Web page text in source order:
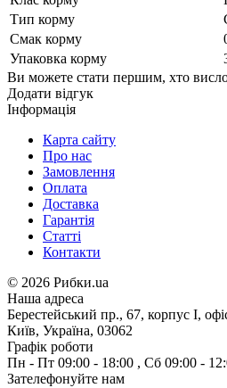
Тип корму
Смак корму
Упаковка корму
Ви можете стати першим, хто
Додати відгук
Інформація
Карта сайту
Про нас
Замовлення
Оплата
Доставка
Гарантія
Статті
Контакти
© 2026 Рибки.ua
Наша адреса
Берестейський пр., 67, корпус І,
Київ, Україна, 03062
Графік роботи
Пн - Пт 09:00 - 18:00 , Сб 09:00 -
Зателефонуйте нам